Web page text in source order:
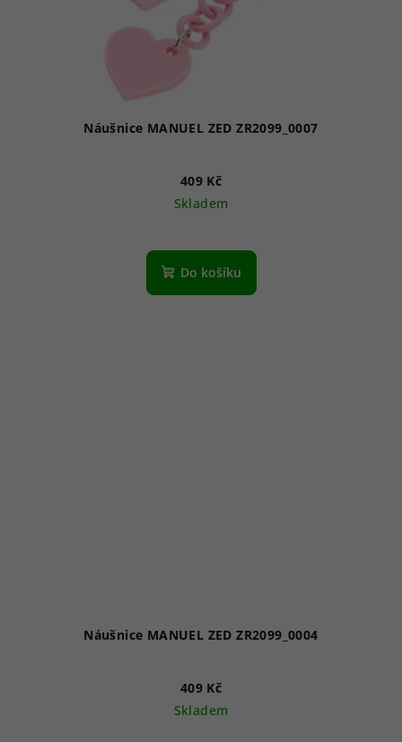
Náušnice MANUEL ZED ZR2099_0007
409 Kč
Skladem
Do košíku
Náušnice MANUEL ZED ZR2099_0004
409 Kč
Skladem